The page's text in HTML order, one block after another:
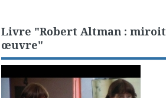
Livre "Robert Altman :
œuvre"